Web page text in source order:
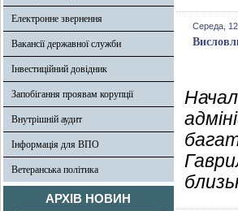
Електронне звернення
Вакансії державної служби
Інвестиційний довідник
Запобігання проявам корупції
Внутрішній аудит
Інформація для ВПО
Ветеранська політика
АРХІВ НОВИН
Середа,